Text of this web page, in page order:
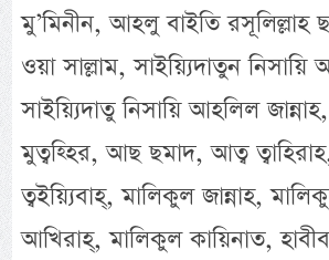
মু’মিনীন, আহলু বাইতি রসূলিল্লাহ
ওয়া সাল্লাম, সাইয়্যিদাতুন
সাইয়্যিদাতু নিসায়ি আহলিল
মুত্বহ্হির, আছ ছমাদ, আত্ব
ত্বইয়্যিবাহ্, মালিকুল জান্নাহ,
আখিরাহ্, মালিকুল কায়িনাত,